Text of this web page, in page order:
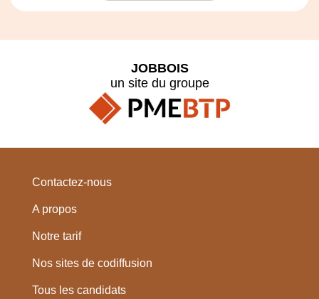
JOBBOIS
un site du groupe
Contactez-nous
A propos
Notre tarif
Nos sites de codiffusion
Tous les candidats